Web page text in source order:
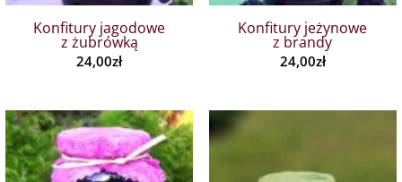
Konfitury jagodowe
z żubrówką
24,00zł
Konfitury jeżynowe
z brandy
24,00zł